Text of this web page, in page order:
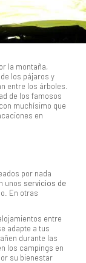
la montaña,
los pájaros y
entre los árboles.
de los famosos
muchísimo que
en
por nada
unos servicios de
En otras
entre
adapte a tus
durante las
los campings en
su bienestar